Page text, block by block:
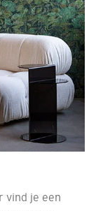
vind je een